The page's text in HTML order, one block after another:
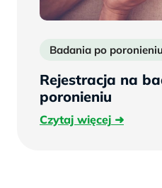
Badania po poronieniu
Rejestracja na
poronieniu
Czytaj więcejCzytaj